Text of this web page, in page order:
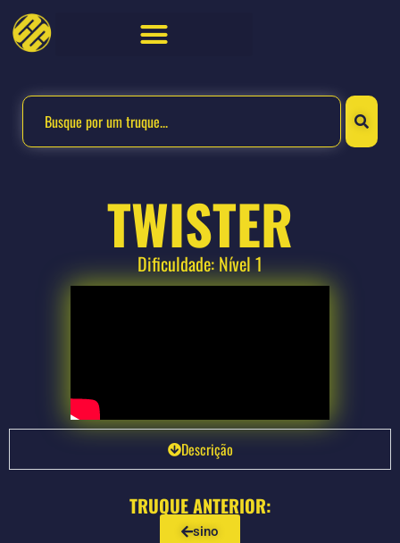
TWISTER
Dificuldade: Nível 1
Descrição
TRUQUE ANTERIOR:
sino